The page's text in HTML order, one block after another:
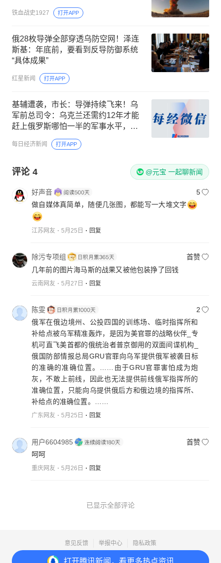
打开腾讯新闻，看更多热点资讯
铁血战史1927 打开APP
俄28枚导弹全部穿透乌防空网！泽连
斯基：年底前，要看到反导防御系统
“具体成果”
红星新闻 打开APP
基辅遭袭，市长：导弹持续飞来！乌
军前总司令：乌克兰还需约12年才能
赶上俄罗斯哪怕一半的军事水平，且
永远不会成为北约成员
每日经济新闻 打开APP
评论 4 @元宝 一起聊新闻
好声音
5
做自媒体真简单，随便几张图，都能写一大堆文字
江苏网友 5月25日 回复
除污专项组
首赞
几年前的图片海马斯的战果又被他包装挣了回钱
云南网友 5月27日 回复
陈雯
2
俄军在俄边境州、公投四国的训练场、临时指挥所和
补给点被乌军精准轰炸，是因为美官罪的战略伙伴_专
机可直飞美首都的俄统治者普京御用的双面间谍机构_
俄国防部情报总局GRU官罪向乌军提供俄军被袭目标
的准确的准确位置。……由于GRU官罪害怕成为炮
灰，不敢上前线，因此也无法提供前线俄军指挥所的
准确位置，只能向乌提供俄后方和俄边境的指挥所、
补给点的准确位置。……
广东网友 5月25日 回复
用户6604985
首赞
呵呵
重庆网友 5月26日 回复
已显示全部评论
意见反馈 举报中心 隐私政策
Copyright© 1998-2026Tencent.All Rights Reserved